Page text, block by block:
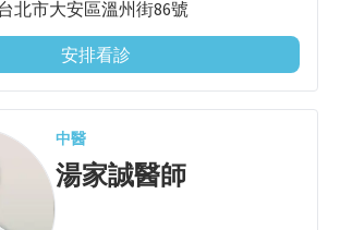
北市大安區溫州街86號
安排看診
中醫
湯家誠醫師